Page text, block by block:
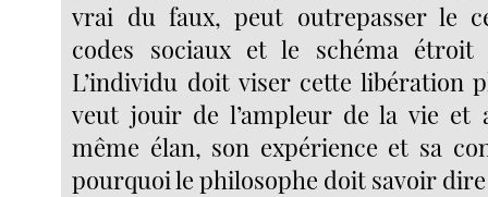
vrai du faux, peut outrepasser le
codes sociaux et le schéma étroit
L’individu doit viser cette libération
veut jouir de l’ampleur de la vie et
même élan, son expérience et sa
pourquoi le philosophe doit savoir dire